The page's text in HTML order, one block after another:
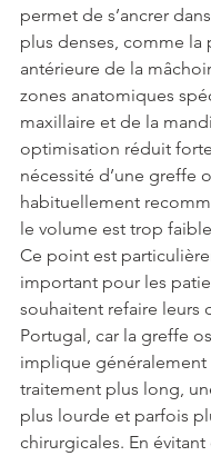
permet de s’ancrer
plus denses, comme la
antérieure de la
zones anatomiques
maxillaire et de la
optimisation réduit
nécessité d’une greffe
habituellement
le volume est trop
Ce point est
important pour les
souhaitent refaire leurs
Portugal, car la greffe
implique généralement
traitement plus long,
plus lourde et parfois
chirurgicales. En